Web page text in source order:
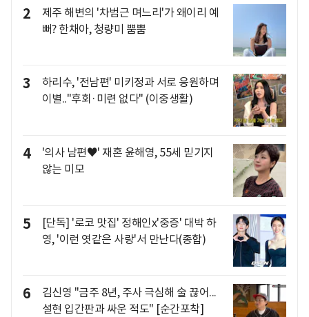
2
제주 해변의 '차범근 며느리'가 왜이리 예
뻐? 한채아, 청량미 뿜뿜
3
하리수, '전남편' 미키정과 서로 응원하며
이별.."후회·미련 없다" (이중생활)
4
'의사 남편♥' 재혼 윤해영, 55세 믿기지
않는 미모
5
[단독] '로코 맛집' 정해인x'중증' 대박 하
영, '이런 엿같은 사랑'서 만난다(종합)
6
김신영 "금주 8년, 주사 극심해 술 끊어...
설현 입간판과 싸운 적도" [순간포착]